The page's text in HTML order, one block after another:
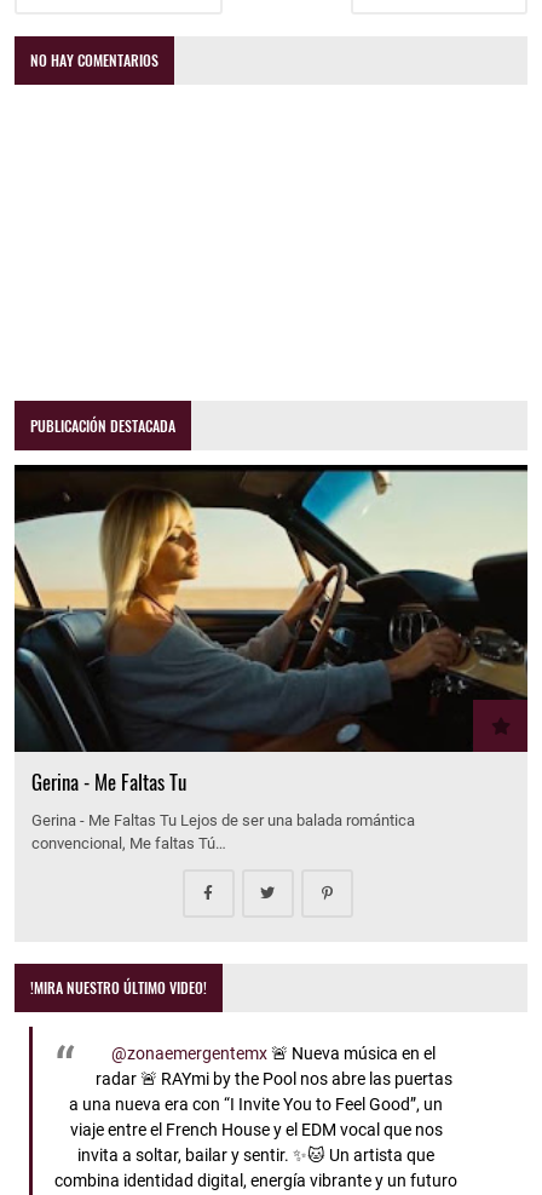
NO HAY COMENTARIOS
PUBLICACIÓN DESTACADA
Gerina - Me Faltas Tu
Gerina - Me Faltas Tu Lejos de ser una balada romántica
convencional, Me faltas Tú…
!MIRA NUESTRO ÚLTIMO VIDEO!
@zonaemergentemx🚨 Nueva música en el
radar 🚨 RAYmi by the Pool nos abre las puertas
a una nueva era con “I Invite You to Feel Good”, un
viaje entre el French House y el EDM vocal que nos
invita a soltar, bailar y sentir. ✨🐱 Un artista que
combina identidad digital, energía vibrante y un futuro